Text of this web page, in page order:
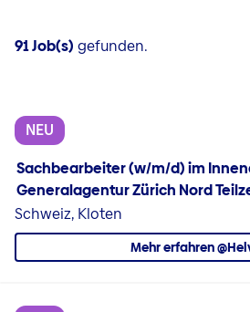
91 Job(s) gefunden.
NEU
Sachbearbeiter (w/m/d) im
Generalagentur Zürich Nord
Schweiz, Kloten
Mehr erfahren